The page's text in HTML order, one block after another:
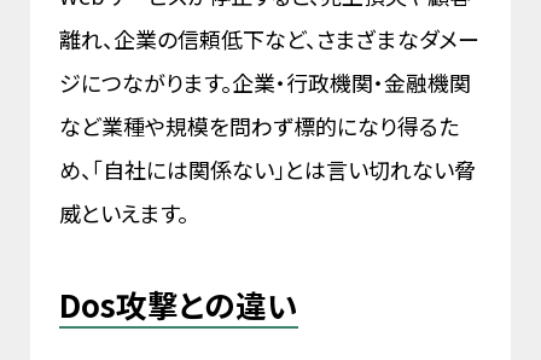
離れ、企業の信頼低下など、さまざまなダメー
ジにつながります。企業・行政機関・金融機関
など業種や規模を問わず標的になり得るた
め、「自社には関係ない」とは言い切れない脅
威といえます。
Dos攻撃との違い